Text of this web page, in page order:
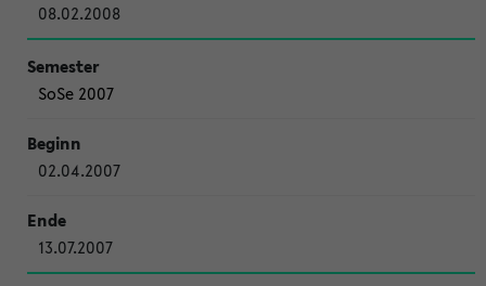
08.02.2008
SoSe 2007
02.04.2007
13.07.2007